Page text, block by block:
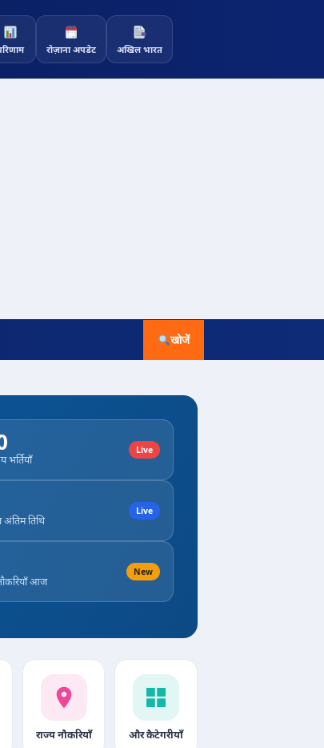
रोज़ाना अपडेट अखिल भारत
खोजें
भर्तियाँ
Live
तिथि
Live
आज
New
राज्य नौकरियाँ और कैटेगरीयाँ